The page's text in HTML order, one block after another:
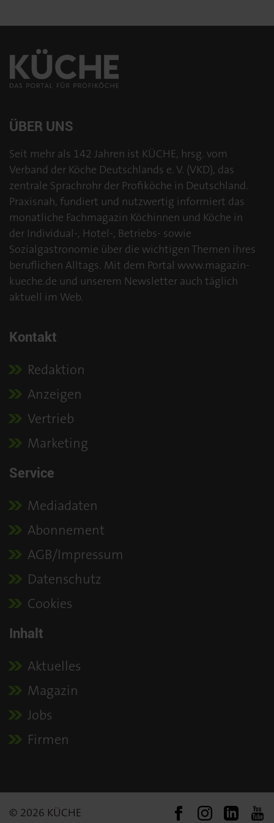
ÜBER UNS
Seit mehr als 142 Jahren ist KÜCHE, hrsg. vom
Verband der Köche Deutschlands e. V. (VKD), das
zentrale Sprachrohr der Profiköche in Deutschland.
Praxisnah, fundiert und nutzwertig informiert das
monatliche Fachmagazin Köchinnen und Köche in
der Individual-, Hotel-, Betriebs- sowie
Sozialgastronomie über die wichtigen Themen ihres
beruflichen Alltags. Mit dem Portal www.magazin-
kueche.de und unserem Newsletter auch täglich
aktuell im Web.
Kontakt
Redaktion
Anzeigen
Vertrieb
Marketing
Service
Mediadaten
Abonnement
AGB/Impressum
Datenschutz
Cookies
Inhalt
Aktuelles
Magazin
Jobs
Firmen
© 2026 KÜCHE